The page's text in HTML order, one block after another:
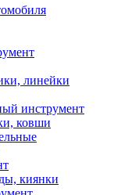
линейки
инструмент
ковши
киянки